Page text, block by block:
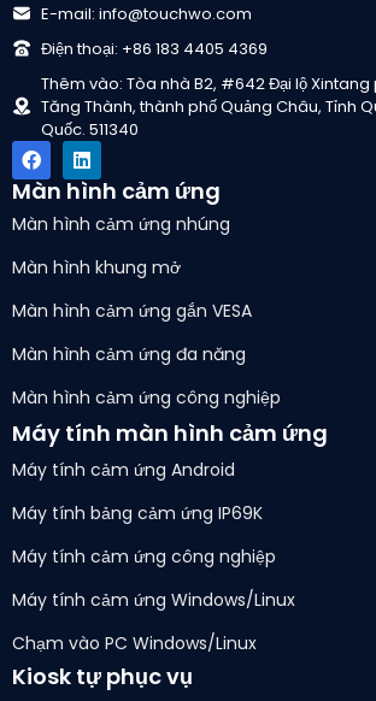
E-mail: info@touchwo.com
Điện thoại: +86 183 4405 4369
Thêm vào: Tòa nhà B2, #642 Đại lộ Xintang
Tăng Thành, thành phố Quảng Châu, Tỉnh
Quốc. 511340
Màn hình cảm ứng
Màn hình cảm ứng nhúng
Màn hình khung mở
Màn hình cảm ứng gắn VESA
Màn hình cảm ứng đa năng
Màn hình cảm ứng công nghiệp
Máy tính màn hình cảm ứng
Máy tính cảm ứng Android
Máy tính bảng cảm ứng IP69K
Máy tính cảm ứng công nghiệp
Máy tính cảm ứng Windows/Linux
Chạm vào PC Windows/Linux
Kiosk tự phục vụ